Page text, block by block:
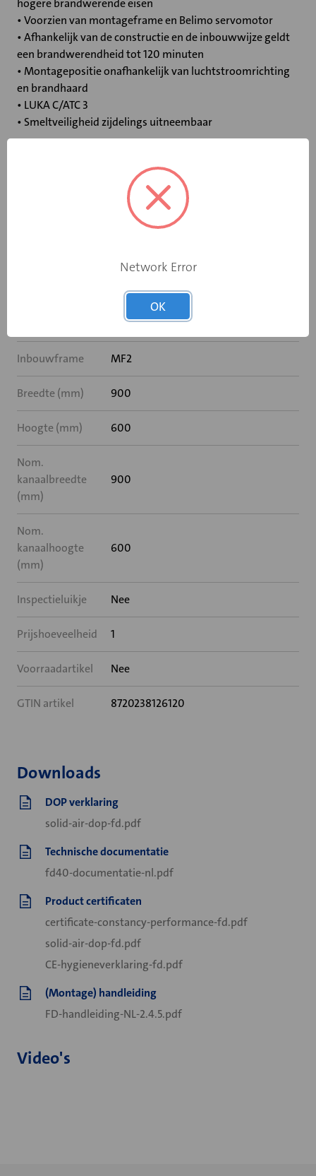
hogere brandwerende eisen
• Voorzien van montageframe en Belimo servomotor
• Afhankelijk van de constructie en de inbouwwijze geldt
een brandwerendheid tot 120 minuten
• Montagepositie onafhankelijk van luchtstroomrichting
en brandhaard
• LUKA C/ATC 3
• Smeltveiligheid zijdelings uitneembaar
Elektromotor 24 V
Nee
Inbouwframe MF2
Breedte (mm) 900
Hoogte (mm) 600
Nom.
kanaalbreedte
(mm)
900
Nom.
kanaalhoogte
(mm)
600
Inspectieluikje Nee
Prijshoeveelheid 1
Voorraadartikel Nee
GTIN artikel 8720238126120
Downloads
DOP verklaring
solid-air-dop-fd.pdf
Technische documentatie
fd40-documentatie-nl.pdf
Product certificaten
certificate-constancy-performance-fd.pdf
solid-air-dop-fd.pdf
CE-hygieneverklaring-fd.pdf
(Montage) handleiding
FD-handleiding-NL-2.4.5.pdf
Video's
Network Error
OK